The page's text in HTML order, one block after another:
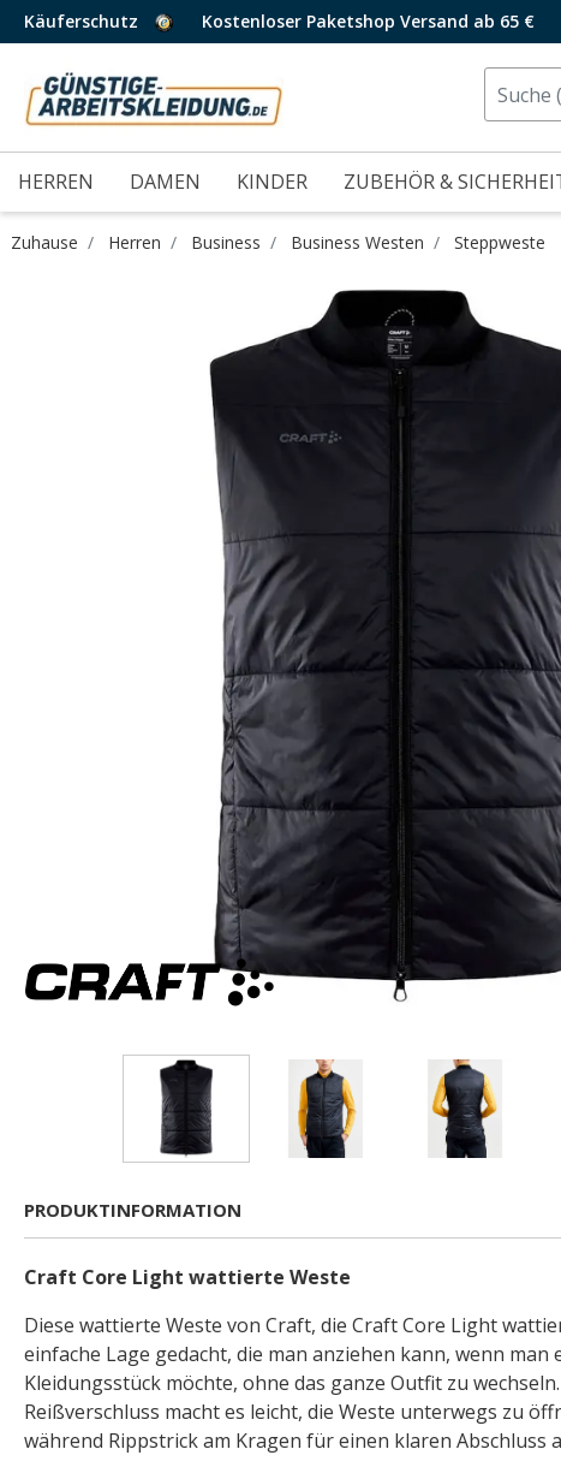
Käuferschutz Kostenloser Paketshop Versand ab 65 €
HERREN DAMEN KINDER ZUBEHÖR &
Zuhause Herren Business Business Westen Steppweste
PRODUKTINFORMATION
Craft Core Light wattierte Weste
Diese wattierte Weste von Craft, die Craft Core Light
einfache Lage gedacht, die man anziehen kann, wenn man
Kleidungsstück möchte, ohne das ganze Outfit zu
Reißverschluss macht es leicht, die Weste unterwegs zu
während Rippstrick am Kragen für einen klaren Abschluss